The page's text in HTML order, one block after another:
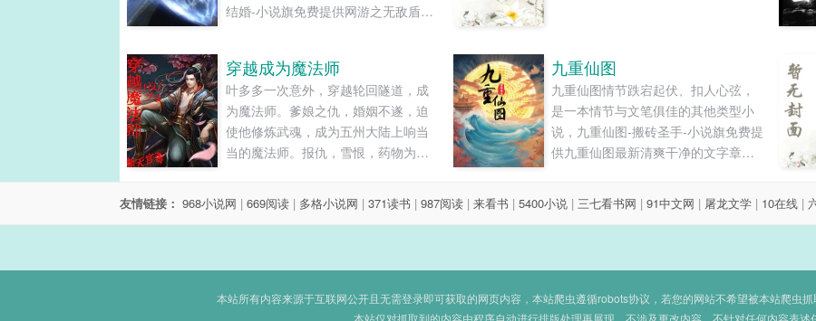
结婚-小说旗免费提供网游之无敌盾战
穿越成为魔法师
叶多多一次意外，穿越轮回隧道，成
为魔法师。爹娘之仇，婚姻不遂，迫
使他修炼武魂，成为五州大陆上响当
当的魔法师。报仇，雪恨，药物为
魂环，固魂骨，复仇，是非恩怨，有
那不败神话！...
九重仙图
九重仙图情节跌宕起伏、扣人心弦，
是一本情节与文笔俱佳的其他类型小
说，九重仙图-搬砖圣手-小说旗免费提
供九重仙图最新清爽干净的文字章节
友情链接： 968小说网 | 669阅读 | 多格小说网 | 371读书 | 987阅读 | 来看书 | 5400小说 | 三七看书网 | 91中文网 | 屠龙文学 | 10在线 |
本站所有内容来源于互联网公开且无需登录即可获取的网页内容，本站爬虫遵循robots协议，若您的网站不希望被本站爬虫抓
本站仅对抓取到的内容由程序自动进行排版处理再展现，不涉及更改内容，不针对任何内容表述